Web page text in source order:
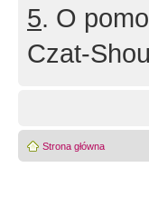
5. O
Czat-
Strona główna